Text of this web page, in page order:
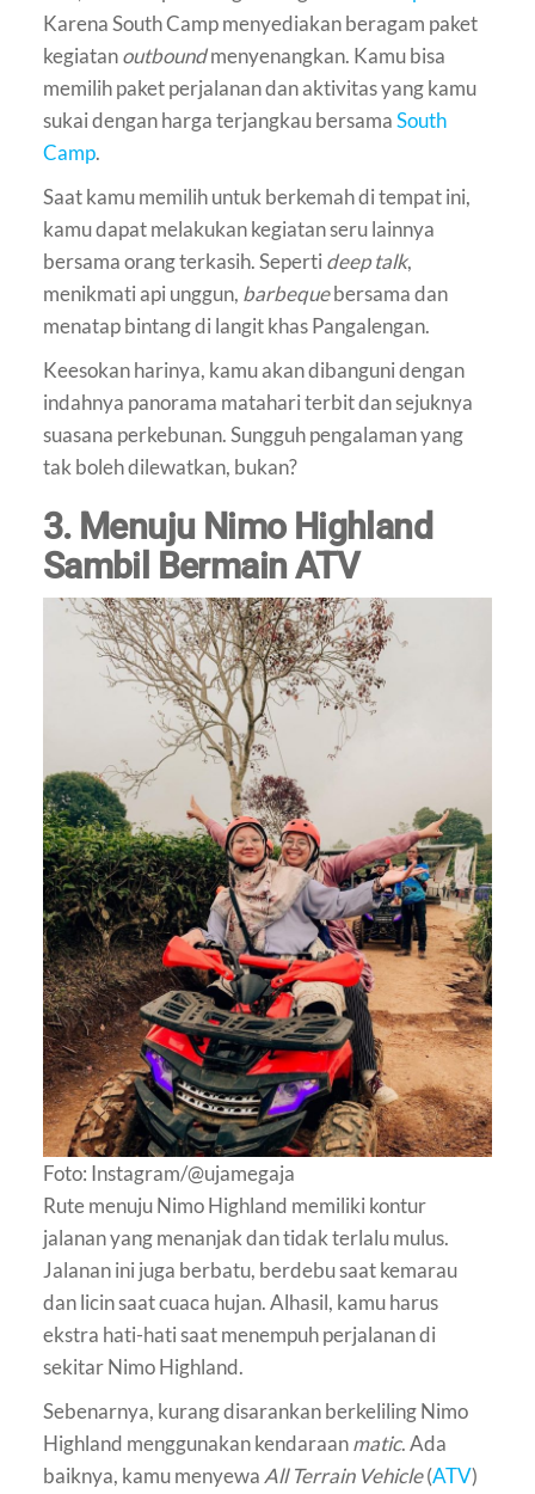
Karena South Camp menyediakan beragam paket
kegiatanoutboundmenyenangkan. Kamu bisa
memilih paket perjalanan dan aktivitas yang kamu
sukai dengan harga terjangkau bersamaSouth
Camp.
Saat kamu memilih untuk berkemah di tempat ini,
kamu dapat melakukan kegiatan seru lainnya
bersama orang terkasih. Seperti deep talk,
menikmati api unggun, barbequebersama dan
menatap bintang di langit khas Pangalengan.
Keesokan harinya, kamu akan dibanguni dengan
indahnya panorama matahari terbit dan sejuknya
suasana perkebunan. Sungguh pengalaman yang
tak boleh dilewatkan, bukan?
3. Menuju Nimo Highland
Sambil Bermain ATV
Foto: Instagram/@ujamegaja
Rute menuju Nimo Highland memiliki kontur
jalanan yang menanjak dan tidak terlalu mulus.
Jalanan ini juga berbatu, berdebu saat kemarau
dan licin saat cuaca hujan. Alhasil, kamu harus
ekstra hati-hati saat menempuh perjalanan di
sekitar Nimo Highland.
Sebenarnya, kurang disarankan berkeliling Nimo
Highland menggunakan kendaraanmatic. Ada
baiknya, kamu menyewa All Terrain Vehicle(ATV)